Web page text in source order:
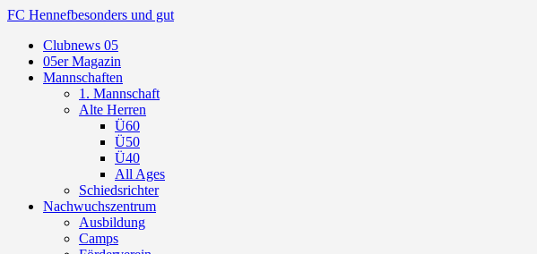
FC Hennefbesonders und gut
Clubnews 05
05er Magazin
Mannschaften
1. Mannschaft
Alte Herren
Ü60
Ü50
Ü40
All Ages
Schiedsrichter
Nachwuchszentrum
Ausbildung
Camps